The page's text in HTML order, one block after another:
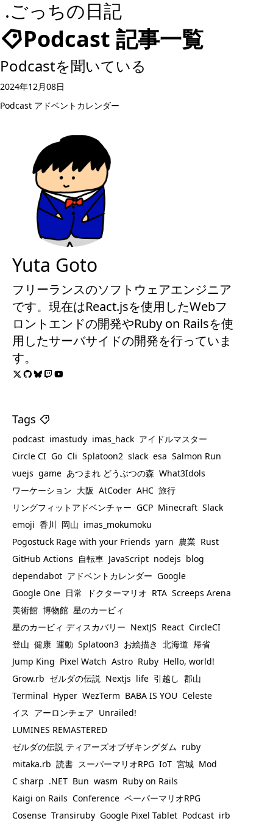
.ごっちの日記
Podcast 記事一覧
Podcastを聞いている
2024年12月08日
Podcast アドベントカレンダー
Yuta Goto
フリーランスのソフトウェアエンジニア
です。現在はReact.jsを使用したWebフ
ロントエンドの開発やRuby on Railsを使
用したサーバサイドの開発を行っていま
す。
Tags
podcast imastudy imas_hack アイドルマスター
Circle CI Go Cli Splatoon2 slack esa Salmon Run
vuejs game あつまれ どうぶつの森 What3Idols
ワーケーション 大阪 AtCoder AHC 旅行
リングフィットアドベンチャー GCP Minecraft Slack
emoji 香川 岡山 imas_mokumoku
Pogostuck Rage with your Friends yarn 農業 Rust
GitHub Actions 自転車 JavaScript nodejs blog
dependabot アドベントカレンダー Google
Google One 日常 ドクターマリオ RTA Screeps Arena
美術館 博物館 星のカービィ
星のカービィ ディスカバリー NextJS React CircleCI
登山 健康 運動 Splatoon3 お絵描き 北海道 帰省
Jump King Pixel Watch Astro Ruby Hello, world!
Grow.rb ゼルダの伝説 Nextjs life 引越し 郡山
Terminal Hyper WezTerm BABA IS YOU Celeste
イス アーロンチェア Unrailed!
LUMINES REMASTERED
ゼルダの伝説 ティアーズオブザキングダム ruby
mitaka.rb 読書 スーパーマリオRPG IoT 宮城 Mod
C sharp .NET Bun wasm Ruby on Rails
Kaigi on Rails Conference ペーパーマリオRPG
Cosense Transiruby Google Pixel Tablet Podcast irb